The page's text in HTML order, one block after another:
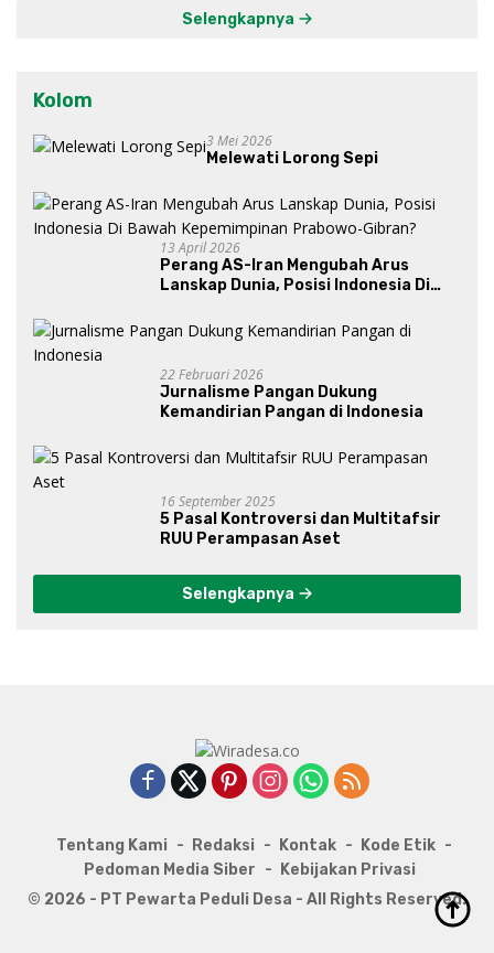
Selengkapnya
Kolom
3 Mei 2026
Melewati Lorong Sepi
13 April 2026
Perang AS-Iran Mengubah Arus
Lanskap Dunia, Posisi Indonesia Di
Gibran?
22 Februari 2026
Jurnalisme Pangan Dukung
Kemandirian Pangan di Indonesia
16 September 2025
5 Pasal Kontroversi dan Multitafsir
RUU Perampasan Aset
Selengkapnya
Tentang Kami Redaksi Kontak
Kode Etik
Pedoman Media Siber
Kebijakan Privasi
© 2026 - PT Pewarta Peduli Desa - All Rights Reserved.